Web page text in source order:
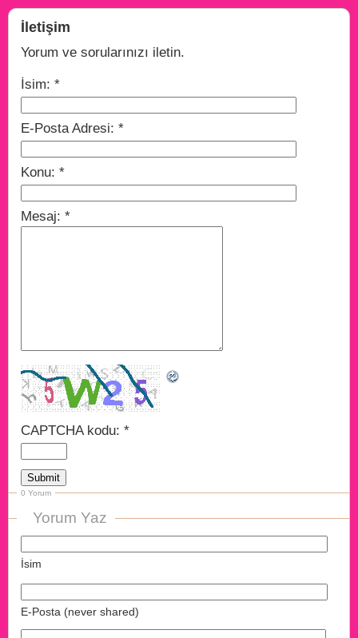
İletişim
Yorum ve sorularınızı iletin.
İsim: *
E-Posta Adresi: *
Konu: *
Mesaj: *
CAPTCHA kodu: *
0 Yorum
Yorum Yaz
İsim
E-Posta (never shared)